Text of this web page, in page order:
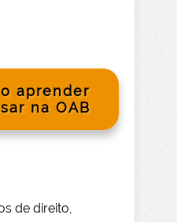
aprender
na OAB
de direito,